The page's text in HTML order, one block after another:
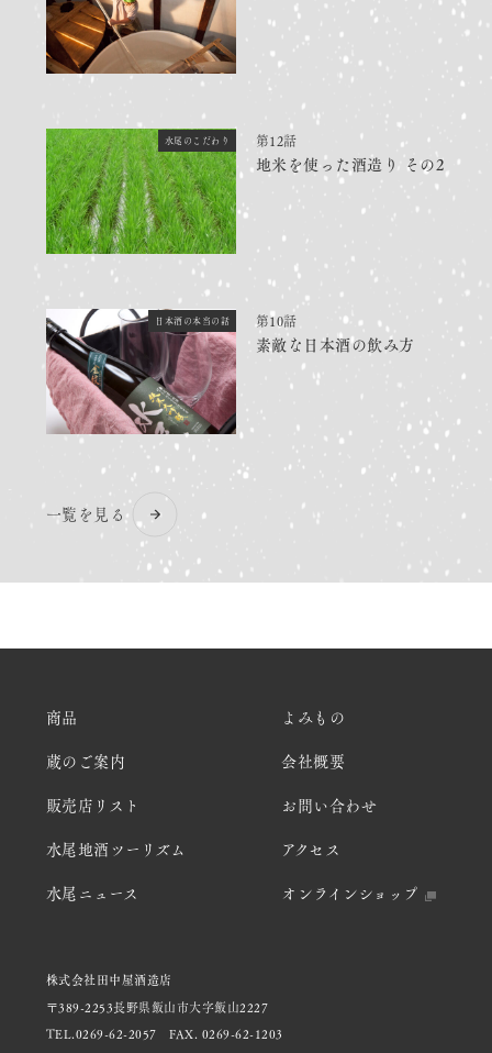
水尾のこだわり 第12話
地米を使った酒造り その2
日本酒の本当の話 第10話
素敵な日本酒の飲み方
一覧を見る
商品
蔵のご案内
販売店リスト
水尾地酒ツーリズム
水尾ニュース
よみもの
会社概要
お問い合わせ
アクセス
オンラインショップ
株式会社田中屋酒造店
〒389-2253長野県飯山市大字飯山2227
TEL.0269-62-2057
FAX. 0269-62-1203